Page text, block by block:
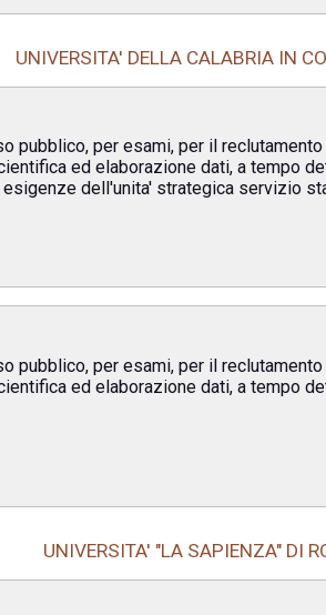
UNIVERSITA' DELLA CALABRIA IN
pubblico, per esami, per il
ed elaborazione dati, a tempo
esigenze dell'unita' strategica servizio
pubblico, per esami, per il
ed elaborazione dati, a tempo
UNIVERSITA' "LA SAPIENZA" DI